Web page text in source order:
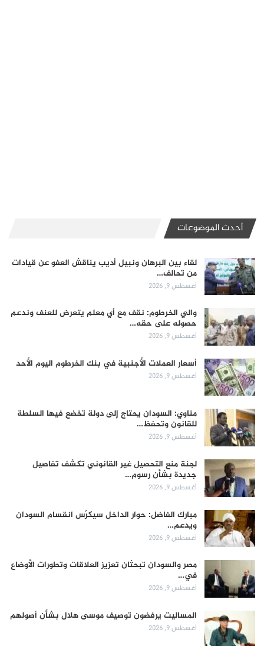
أحدث الموضوعات
لقاء بين البرهان ونبيل أديب يناقش العفو عن قيادات
من تحالف…
أغسطس 9, 2026
والي الخرطوم: نقف مع أي معلم يتعرض للعنف وندعم
حصوله على حقه…
أغسطس 9, 2026
أسعار العملات الأجنبية في بنك الخرطوم اليوم الأحد
أغسطس 9, 2026
مناوي: السودان يحتاج إلى دولة تخضع فيها السلطة
للقانون وتحفظ…
أغسطس 9, 2026
لجنة منع التحصيل غير القانوني تكشف تفاصيل
جديدة بشأن رسوم…
أغسطس 9, 2026
مبارك الفاضل: حوار الداخل سيكرّس انقسام السودان
ويدعم…
أغسطس 9, 2026
مصر والسودان تبحثان تعزيز العلاقات وتطورات الأوضاع
في…
أغسطس 9, 2026
المساليت يرفضون توصيف موسى هلال بشأن أصولهم
أغسطس 9, 2026